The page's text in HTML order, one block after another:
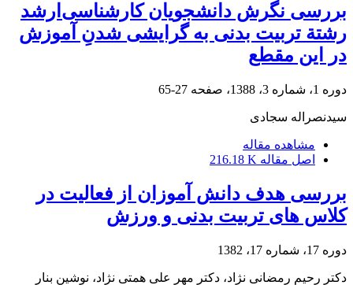
بررسی نگرش دانشجویان کارشناسی‌ارشد
رشتة‌ تربیت بدنی به گرایشی شدنِ آموزش
در این مقطع
دوره 1، شماره 3، 1388، صفحه 27-65
سیدنصراله سجادی
مشاهده مقاله
اصل مقاله 216.18 K
بررسی هدف دانش آموزان از فعالیت در
کلاس های تربیت بدنی و ورزش
دوره 17، شماره 17، 1382
دکتر رحیم رمضانی نژاد، دکتر مهر علی همتی نژاد، نوشین بنار